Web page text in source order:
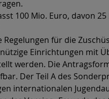
100 Mio. Euro, davon
für die
Einrichtungen mit
werden. Die
Der Teil A des
internationalen